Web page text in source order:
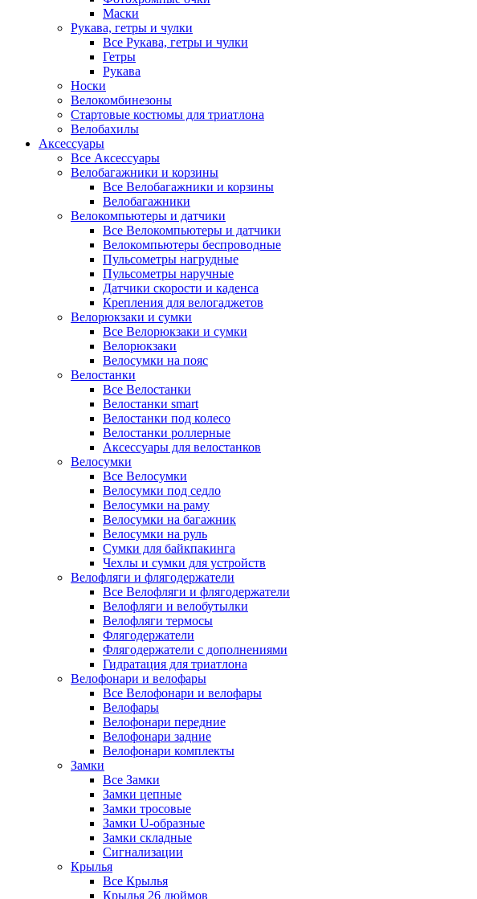
Маски
Рукава, гетры и чулки
Все Рукава, гетры и чулки
Гетры
Рукава
Носки
Велокомбинезоны
Стартовые костюмы для триатлона
Велобахилы
Аксессуары
Все Аксессуары
Велобагажники и корзины
Все Велобагажники и корзины
Велобагажники
Велокомпьютеры и датчики
Все Велокомпьютеры и датчики
Велокомпьютеры беспроводные
Пульсометры нагрудные
Пульсометры наручные
Датчики скорости и каденса
Крепления для велогаджетов
Велорюкзаки и сумки
Все Велорюкзаки и сумки
Велорюкзаки
Велосумки на пояс
Велостанки
Все Велостанки
Велостанки smart
Велостанки под колесо
Велостанки роллерные
Аксессуары для велостанков
Велосумки
Все Велосумки
Велосумки под седло
Велосумки на раму
Велосумки на багажник
Велосумки на руль
Сумки для байкпакинга
Чехлы и сумки для устройств
Велофляги и флягодержатели
Все Велофляги и флягодержатели
Велофляги и велобутылки
Велофляги термосы
Флягодержатели
Флягодержатели с дополнениями
Гидратация для триатлона
Велофонари и велофары
Все Велофонари и велофары
Велофары
Велофонари передние
Велофонари задние
Велофонари комплекты
Замки
Все Замки
Замки цепные
Замки тросовые
Замки U-образные
Замки складные
Сигнализации
Крылья
Все Крылья
Крылья 26 дюймов